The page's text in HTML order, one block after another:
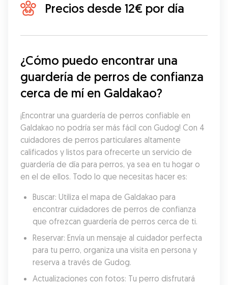
Precios desde 12€ por día
¿Cómo puedo encontrar una
guardería de perros de confianza
cerca de mí en Galdakao?
¡Encontrar una guardería de perros confiable en
Galdakao no podría ser más fácil con Gudog! Con 4
cuidadores de perros particulares altamente
calificados y listos para ofrecerte un servicio de
guardería de día para perros, ya sea en tu hogar o
en el de ellos. Todo lo que necesitas hacer es:
Buscar: Utiliza el mapa de Galdakao para
encontrar cuidadores de perros de confianza
que ofrezcan guardería de perros cerca de ti.
Reservar: Envía un mensaje al cuidador perfecta
para tu perro, organiza una visita en persona y
reserva a través de Gudog.
Actualizaciones con fotos: Tu perro disfrutará